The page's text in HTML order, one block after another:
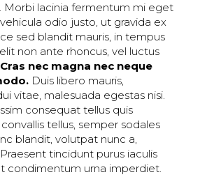
Morbi lacinia fermentum mi eget
odio justo, ut gravida ex
sed blandit mauris, in tempus
non ante rhoncus, vel luctus
Cras nec magna nec neque
Duis libero mauris,
vitae, malesuada egestas nisi.
consequat tellus quis
tellus, semper sodales
blandit, volutpat nunc a,
tincidunt purus iaculis
condimentum urna imperdiet.